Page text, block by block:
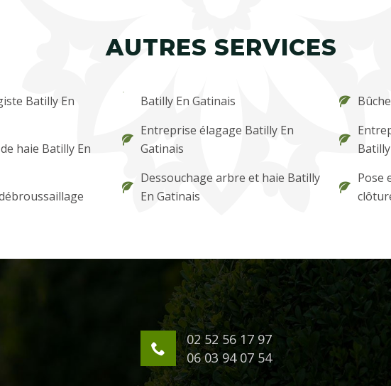
AUTRES SERVICES
Batilly En
haie Batilly En
Batilly En Gatinais
Entreprise élagage Batilly En
Gatinais
Dessouchage arbre et haie Batilly
En Gatinais
Pose
02 52 56 17 97
06 03 94 07 54